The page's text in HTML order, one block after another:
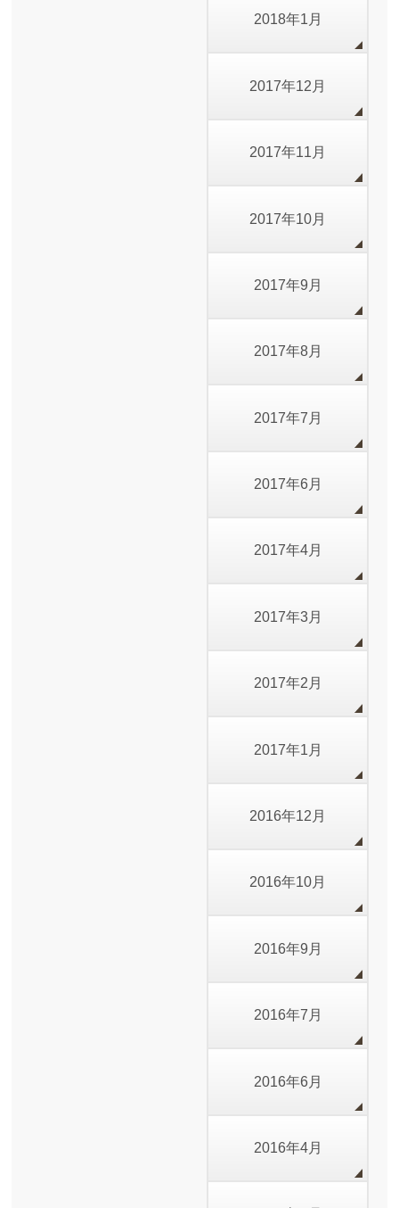
2018年1月
2017年12月
2017年11月
2017年10月
2017年9月
2017年8月
2017年7月
2017年6月
2017年4月
2017年3月
2017年2月
2017年1月
2016年12月
2016年10月
2016年9月
2016年7月
2016年6月
2016年4月